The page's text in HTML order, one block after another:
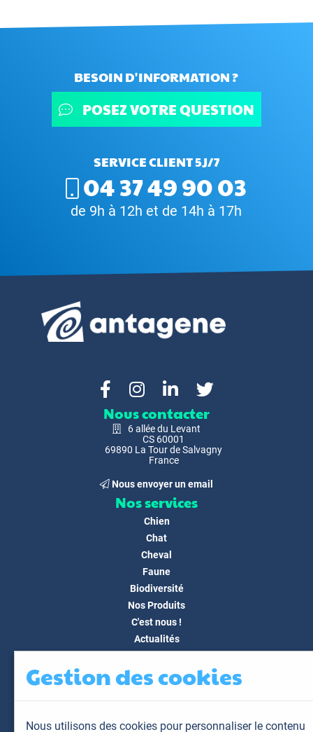
BESOIN D'INFORMATION ?
POSEZ VOTRE QUESTION
SERVICE CLIENT 5J/7
04 37 49 90 03
de 9h à 12h et de 14h à 17h
Nous contacter
6 allée du Levant
CS 60001
69890 La Tour de Salvagny
France
Nous envoyer un email
Nos services
Chien
Chat
Cheval
Faune
Biodiversité
Nos Produits
C'est nous !
Actualités
FAQ
Mon espace
Gestion des cookies
Nous utilisons des cookies pour personnaliser le contenu